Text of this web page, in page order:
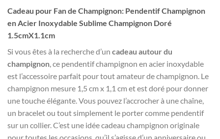
Cadeau pour Fan de Champignon: Pendentif Champignon
en Acier Inoxydable Sublime Champignon Doré
1.5cmX1.1cm
Si vous êtes à la recherche d’un cadeau autour du
champignon, ce pendentif champignon en acier inoxydable
est l’accessoire parfait pour tout amateur de champignon. Le
champignon mesure 1,5 cm x 1,1 cm et est doré pour donner
une touche élégante. Vous pouvez l’accrocher à une chaîne,
un bracelet ou tout simplement le porter comme pendentif
sur un collier. C’est une idée cadeau champignon originale